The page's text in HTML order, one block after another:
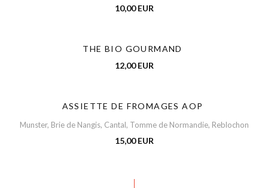
10,00 EUR
THE BIO GOURMAND
12,00 EUR
ASSIETTE DE FROMAGES AOP
Munster, Brie de Nangis, Cantal, Tomme de Normandie, Reblochon
15,00 EUR